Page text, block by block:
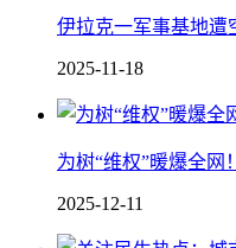
伊拉克一军事基地遭
2025-11-18
为树“维权”暖爆全网
2025-12-11